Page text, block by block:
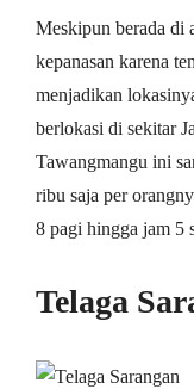
Meskipun berada di
kepanasan karena
menjadikan
berlokasi di sekitar
Tawangmangu ini
ribu saja per
8 pagi hingga jam 5
Telaga